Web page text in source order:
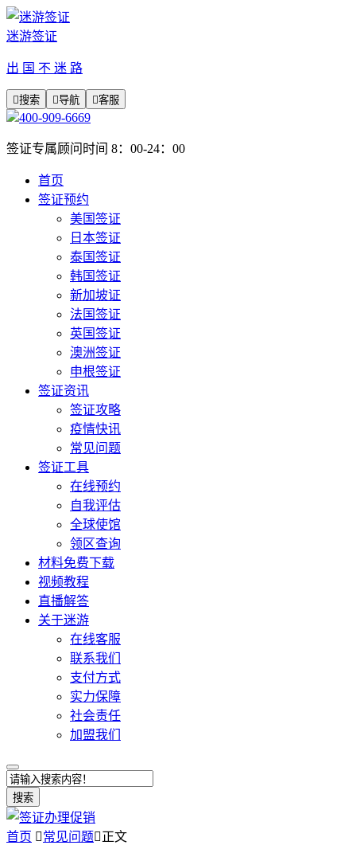
迷游签证
出 国 不 迷 路
搜索 导航 客服
400-909-6669
签证专属顾问时间 8：00-24：00
首页
签证预约
美国签证
日本签证
泰国签证
韩国签证
新加坡证
法国签证
英国签证
澳洲签证
申根签证
签证资讯
签证攻略
疫情快讯
常见问题
签证工具
在线预约
自我评估
全球使馆
领区查询
材料免费下载
视频教程
直播解答
关于迷游
在线客服
联系我们
支付方式
实力保障
社会责任
加盟我们
搜索
首页 常见问题正文